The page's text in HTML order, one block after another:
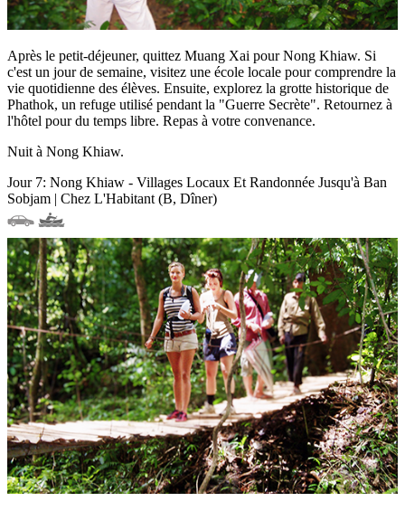
Après le petit-déjeuner, quittez Muang Xai pour Nong Khiaw. Si
c'est un jour de semaine, visitez une école locale pour comprendre la
vie quotidienne des élèves. Ensuite, explorez la grotte historique de
Phathok, un refuge utilisé pendant la "Guerre Secrète". Retournez à
l'hôtel pour du temps libre. Repas à votre convenance.
Nuit à Nong Khiaw.
Jour 7: Nong Khiaw - Villages Locaux Et Randonnée Jusqu'à Ban
Sobjam | Chez L'Habitant (B, Dîner)